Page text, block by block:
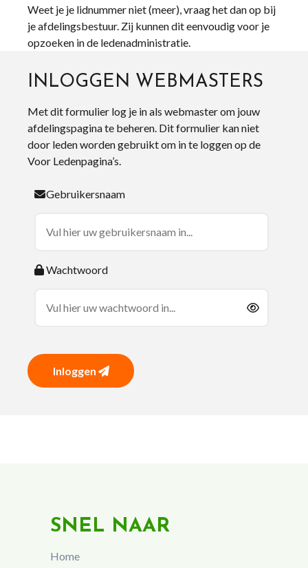
Weet je je lidnummer niet (meer), vraag het dan op bij
je afdelingsbestuur. Zij kunnen dit eenvoudig voor je
opzoeken in de ledenadministratie.
INLOGGEN WEBMASTERS
Met dit formulier log je in als webmaster om jouw
afdelingspagina te beheren. Dit formulier kan niet
door leden worden gebruikt om in te loggen op de
Voor Ledenpagina’s.
Gebruikersnaam
Wachtwoord
Inloggen
SNEL NAAR
Home